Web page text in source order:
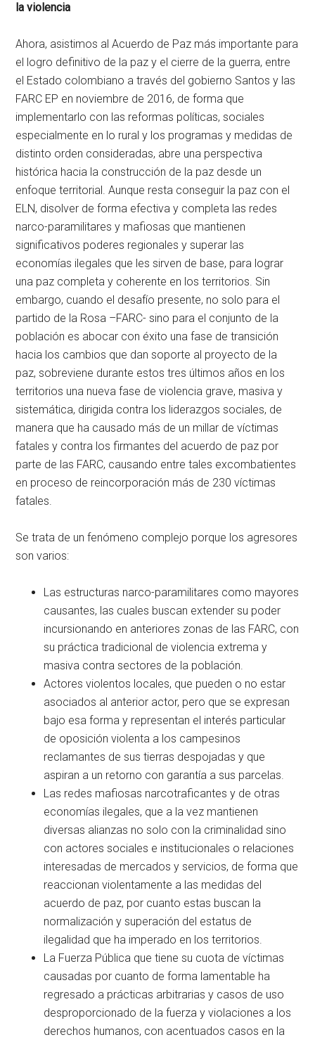
la violencia
Ahora, asistimos al Acuerdo de Paz más importante para
el logro definitivo de la paz y el cierre de la guerra, entre
el Estado colombiano a través del gobierno Santos y las
FARC EP en noviembre de 2016, de forma que
implementarlo con las reformas políticas, sociales
especialmente en lo rural y los programas y medidas de
distinto orden consideradas, abre una perspectiva
histórica hacia la construcción de la paz desde un
enfoque territorial. Aunque resta conseguir la paz con el
ELN, disolver de forma efectiva y completa las redes
narco-paramilitares y mafiosas que mantienen
significativos poderes regionales y superar las
economías ilegales que les sirven de base, para lograr
una paz completa y coherente en los territorios. Sin
embargo, cuando el desafío presente, no solo para el
partido de la Rosa –FARC- sino para el conjunto de la
población es abocar con éxito una fase de transición
hacia los cambios que dan soporte al proyecto de la
paz, sobreviene durante estos tres últimos años en los
territorios una nueva fase de violencia grave, masiva y
sistemática, dirigida contra los liderazgos sociales, de
manera que ha causado más de un millar de víctimas
fatales y contra los firmantes del acuerdo de paz por
parte de las FARC, causando entre tales excombatientes
en proceso de reincorporación más de 230 víctimas
fatales.
Se trata de un fenómeno complejo porque los agresores
son varios:
Las estructuras narco-paramilitares como mayores
causantes, las cuales buscan extender su poder
incursionando en anteriores zonas de las FARC, con
su práctica tradicional de violencia extrema y
masiva contra sectores de la población.
Actores violentos locales, que pueden o no estar
asociados al anterior actor, pero que se expresan
bajo esa forma y representan el interés particular
de oposición violenta a los campesinos
reclamantes de sus tierras despojadas y que
aspiran a un retorno con garantía a sus parcelas.
Las redes mafiosas narcotraficantes y de otras
economías ilegales, que a la vez mantienen
diversas alianzas no solo con la criminalidad sino
con actores sociales e institucionales o relaciones
interesadas de mercados y servicios, de forma que
reaccionan violentamente a las medidas del
acuerdo de paz, por cuanto estas buscan la
normalización y superación del estatus de
ilegalidad que ha imperado en los territorios.
La Fuerza Pública que tiene su cuota de víctimas
causadas por cuanto de forma lamentable ha
regresado a prácticas arbitrarias y casos de uso
desproporcionado de la fuerza y violaciones a los
derechos humanos, con acentuados casos en la